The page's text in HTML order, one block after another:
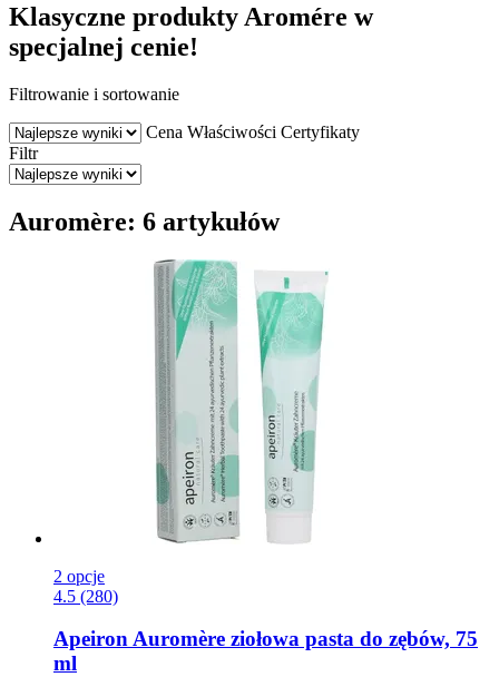
Klasyczne produkty Aromére w
specjalnej cenie!
Filtrowanie i sortowanie
Cena Właściwości Certyfikaty
Filtr
Auromère: 6 artykułów
2 opcje
4.5 (280)
ApeironAuromère ziołowa pasta do zębów, 75
ml